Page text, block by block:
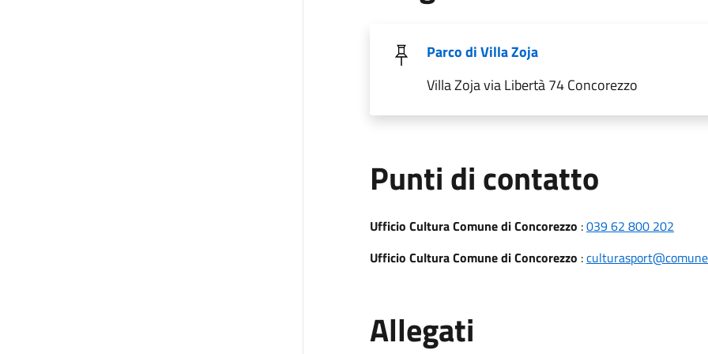
Parco di Villa Zoja
Villa Zoja via Libertà 74 Concorezzo
Punti di contatto
Ufficio Cultura Comune di Concorezzo :039 62 800 202
Ufficio Cultura Comune di Concorezzo :
Allegati